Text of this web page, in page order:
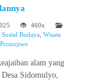
460x
Sosial Budaya Wisata
alam yang
Sidomulyo,